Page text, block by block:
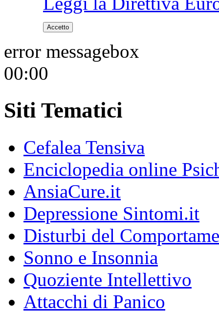
Accetto
error messagebox
00:00
Siti Tematici
Cefalea Tensiva
Enciclopedia online
AnsiaCure.it
Depressione Sintomi.it
Disturbi del
Sonno e Insonnia
Quoziente Intellettivo
Attacchi di Panico